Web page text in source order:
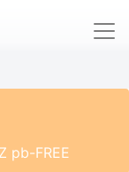
pb-FREE